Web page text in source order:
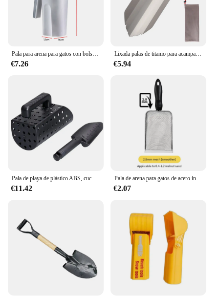
Pala para arena para gatos con bolsa de repuesto, filtro para mascotas, inodoro limpio, recolector de basura, suministros para gatos, caja de arena para gatos, autolimpieza
€7.26
Lixada palas de titanio para acampar al aire libre, pala compacta para caca, paleta ultraligera, mochilero, herramienta múltiple para senderismo, supervivencia
€5.94
Pala de playa de plástico ABS, cuchara de arena, tamiz de arena, Detector de metales, juego de pala para playa, accesorios de detección de metales, nuevo
€11.42
Pala de arena para gatos de acero inoxidable, pala de sustrato de arena para reptiles, limpia heces, tamiz de malla fina para ropa de cama
€2.07